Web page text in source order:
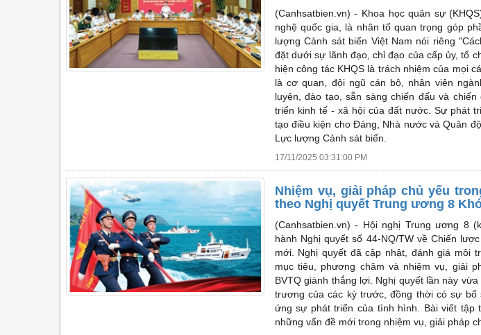
(Canhsatbien.vn) - Khoa học quân sự
nghệ quốc gia, là nhân tố quan trọng góp
lượng Cảnh sát biển Việt Nam nói riêng
đặt dưới sự lãnh đạo, chỉ đạo của cấp ủy, tổ
hiện công tác KHQS là trách nhiệm của mọi
là cơ quan, đội ngũ cán bộ, nhân viên
luyện, đào tạo, sẵn sàng chiến đấu và
triển kinh tế - xã hội của đất nước. Sự phát
tạo điều kiện cho Đảng, Nhà nước và Quân
Lực lượng Cảnh sát biển.
17/11/2025 03:31:00 PM
Nhiệm vụ, giải pháp chủ yếu
theo Nghị quyết Trung ương 8
(Canhsatbien.vn) - Hội nghị Trung ương 8
hành Nghị quyết số 44-NQ/TW về Chiến
mới. Nghị quyết đã cập nhật, đánh giá môi
mục tiêu, phương châm và nhiệm vụ, giải
BVTQ giành thắng lợi. Nghị quyết lần này
trương của các kỳ trước, đồng thời có sự
ứng sự phát triển của tình hình. Bài viết tập
những vấn đề mới trong nhiệm vụ, giải pháp